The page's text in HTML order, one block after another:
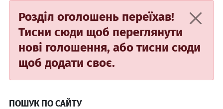
Розділ оголошень переїхав!
Тисни сюди щоб переглянути
нові голошення, або тисни сюди
щоб додати своє.
ПОШУК ПО САЙТУ